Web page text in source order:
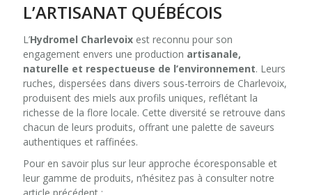
L’ARTISANAT QUÉBÉCOIS
L’Hydromel Charlevoixest reconnu pour son
engagement envers une production artisanale,
naturelle et respectueuse de l’environnement. Leurs
ruches, dispersées dans divers sous-terroirs de Charlevoix,
produisent des miels aux profils uniques, reflétant la
richesse de la flore locale. Cette diversité se retrouve dans
chacun de leurs produits, offrant une palette de saveurs
authentiques et raffinées.
Pour en savoir plus sur leur approche écoresponsable et
leur gamme de produits, n’hésitez pas à consulter notre